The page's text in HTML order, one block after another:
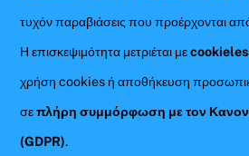
τυχόν παραβιάσεις που προέρχονται από
Η επισκεψιμότητα μετριέται με
χρήση cookies ή αποθήκευση
σεπλήρη συμμόρφωση με τον
(GDPR).